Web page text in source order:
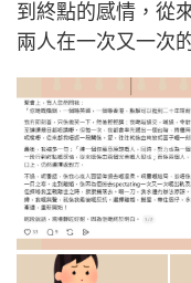
到終點的感情，從
兩人在一次又一次